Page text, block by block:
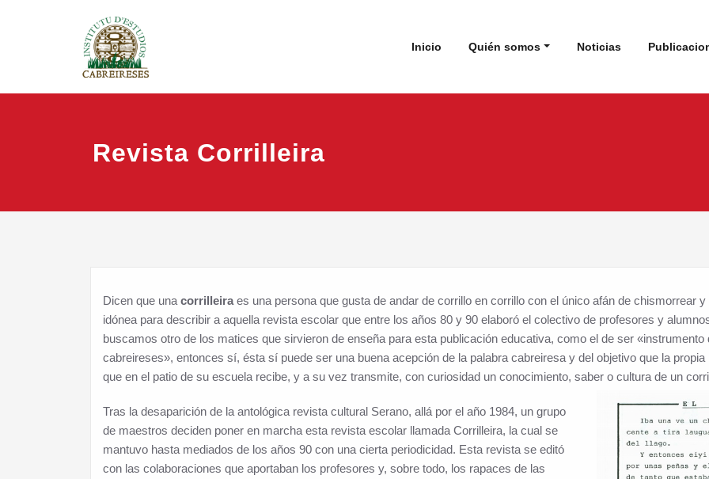
Inicio Quién somos Noticias
Revista Corrilleira
Dicen que unacorrilleiraes una persona que gusta de andar de corrillo en corrillo con el único afán de chismorrear
idónea para describir a aquella revista escolar que entre los años 80 y 90 elaboró el colectivo de profesores y
buscamos otro de los matices que sirvieron de enseña para esta publicación educativa, como el de ser
cabreireses», entonces sí, ésta sí puede ser una buena acepción de la palabra cabreiresa y del objetivo que la
que en el patio de su escuela recibe, y a su vez transmite, con curiosidad un conocimiento, saber o cultura de un
Tras la desaparición de la antológica revista cultural Serano, allá por el año 1984, un grupo
de maestros deciden poner en marcha esta revista escolar llamada Corrilleira, la cual se
mantuvo hasta mediados de los años 90 con una cierta periodicidad. Esta revista se editó
con las colaboraciones que aportaban los profesores y, sobre todo, los rapaces de las